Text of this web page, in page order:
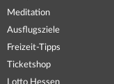
Meditation
Ausflugsziele
Freizeit-Tipps
Ticketshop
Lotto Hessen